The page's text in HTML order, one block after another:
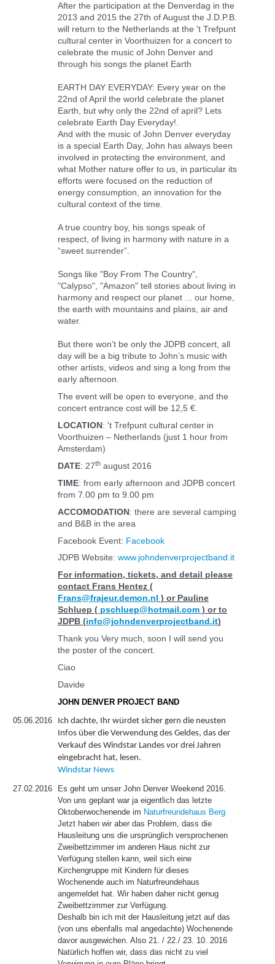
After the participation at the Denverdag in the
2013 and 2015 the 27th of August the J.D.P.B.
will return to the Netherlands at the 't Trefpunt
cultural center in Voorthuizen for a concert to
celebrate the music of John Denver and
through his songs the planet Earth
EARTH DAY EVERYDAY: Every year on the
22nd of April the world celebrate the planet
Earth, but why only the 22nd of april? Lets
celebrate Earth Day Everyday!.
And with the music of John Denver everyday
is a special Earth Day, John has always been
involved in protecting the environment, and
what Mother nature offer to us, in particular its
efforts were focused on the reduction of
energy consumption, an innovation for the
cultural context of the time.
A true country boy, his songs speak of
respect, of living in harmony with nature in a
“sweet surrender”.
Songs like "Boy From The Country",
"Calypso", "Amazon" tell stories about living in
harmony and respect our planet ... our home,
the earth with mountains and plains, air and
water.
But there won’t be only the JDPB concert, all
day will be a big tribute to John’s music with
other artists, videos and sing a long from the
early afternoon.
The event will be open to everyone, and the
concert entrance cost will be 12,5 €.
LOCATION: 't Trefpunt cultural center in
Voorthuizen – Netherlands (just 1 hour from
Amsterdam)
DATE: 27th august 2016
TIME: from early afternoon and JDPB concert
from 7.00 pm to 9.00 pm
ACCOMODATION: there are several camping
and B&B in the area
Facebook Event: Facebook
JDPB Website: www.johndenverprojectband.it
For information, tickets, and detail please
contact Frans Hentez (
Frans@frajeur.demon.nl ) or Pauline
Schluep ( pschluep@hotmail.com ) or to
JDPB (info@johndenverprojectband.it)
Thank you Very much, soon I will send you
the poster of the concert.
Ciao
Davide
JOHN DENVER PROJECT BAND
05.06.2016
Ich dachte, Ihr würdet sicher gern die neusten
Infos über die Verwendung des Geldes, das der
Verkauf des Windstar Landes vor drei Jahren
eingebracht hat, lesen.
Windstar News
27.02.2016
Es geht um unser John Denver Weekend 2016.
Von uns geplant war ja eigentlich das letzte
Oktoberwochenende im Naturfreundehaus Berg
Jetzt haben wir aber das Problem, dass die
Hausleitung uns die ursprünglich versprochenen
Zweibettzimmer im anderen Haus nicht zur
Verfügung stellen kann, weil sich eine
Kirchengruppe mit Kindern für dieses
Wochenende auch im Naturfreundehaus
angemeldet hat. Wir haben daher nicht genug
Zweibettzimmer zur Verfügung.
Deshalb bin ich mit der Hausleitung jetzt auf das
(von uns ebenfalls mal angedachte) Wochenende
davor ausgewichen. Also 21. / 22./ 23. 10. 2016
Natürlich hoffen wir, dass das nicht zu viel